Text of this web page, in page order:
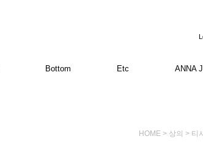
Bottom Etc ANNA
HOME > 상의 > 티